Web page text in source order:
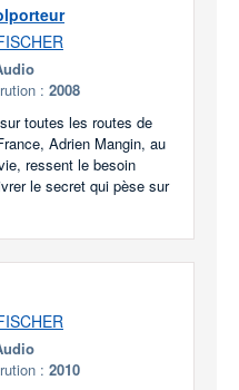
: 2008
toutes les routes de
Adrien Mangin, au
ressent le besoin
le secret qui pèse sur
: 2010